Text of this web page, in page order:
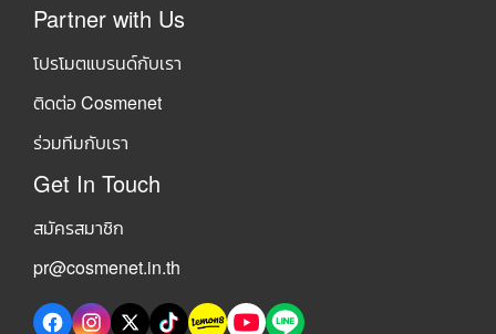
Partner with Us
โปรโมตแบรนด์กับเรา
ติดต่อ Cosmenet
ร่วมทีมกับเรา
Get In Touch
สมัครสมาชิก
pr@cosmenet.in.th